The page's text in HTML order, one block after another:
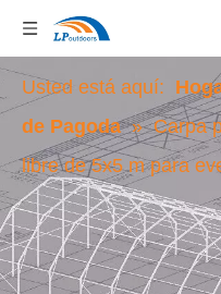
Usted está aquí:
de Pagoda » Carpa
libre de 5x5 m para